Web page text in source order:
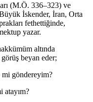
(M.Ö. 336–323) ve
İskender, İran, Orta
fethettiğinde,
yazar.
altında
beyan eder;
mi göndereyim?
atayım?